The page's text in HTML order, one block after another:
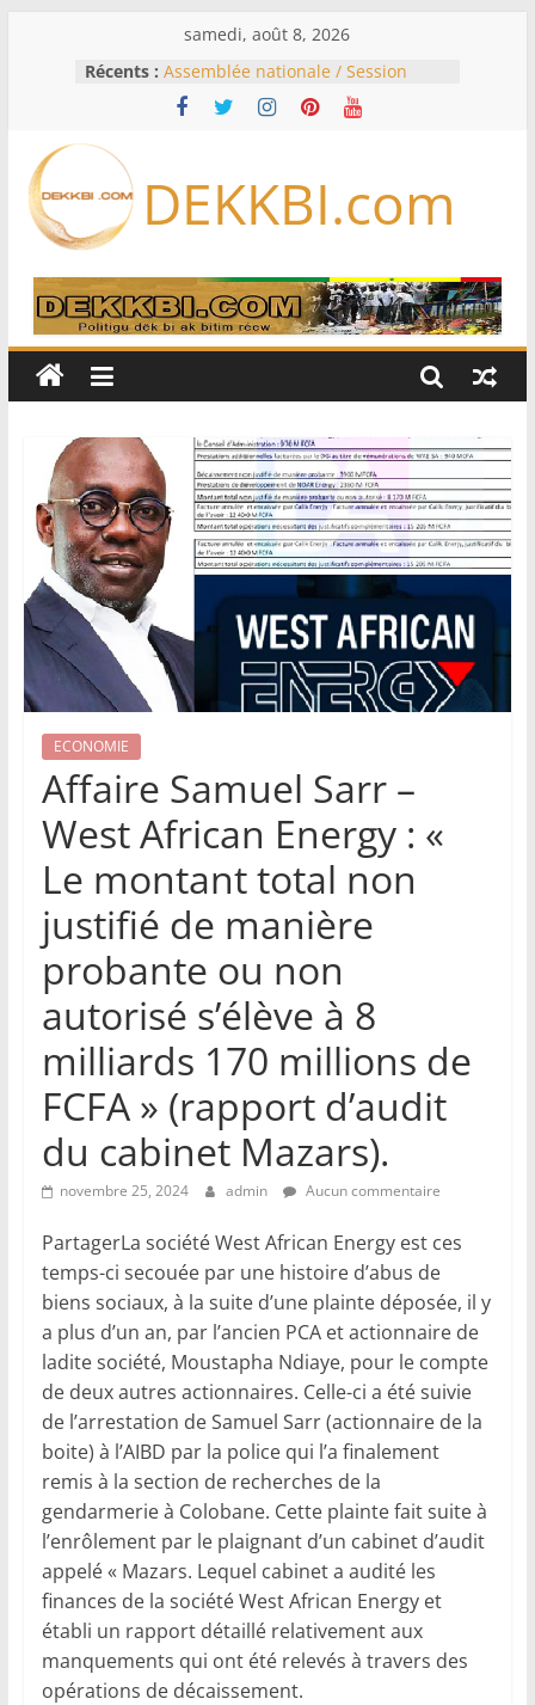
samedi, août 8, 2026
Récents : Assemblée nationale / Session
extraordinaire: Six commissions
d’enquête à l’ordre du jour ce lundi
Bénin: Patrice Talon élu président
du Sénat, moins de trois mois
Pakistan et la Turquie signent un
accord de défense
RD Congo: Kinshasa interdit les
exportations de cuivre et de cobalt
production
DEKKBI.com
ECONOMIE
Affaire Samuel Sarr –
West African Energy : «
Le montant total non
justifié de manière
probante ou non
autorisé s’élève à 8
milliards 170 millions de
FCFA » (rapport d’audit
du cabinet Mazars).
novembre 25, 2024 admin Aucun commentaire
PartagerLa société West African Energy est ces
temps-ci secouée par une histoire d’abus de
biens sociaux, à la suite d’une plainte déposée, il y
a plus d’un an, par l’ancien PCA et actionnaire de
ladite société, Moustapha Ndiaye, pour le compte
de deux autres actionnaires. Celle-ci a été suivie
de l’arrestation de Samuel Sarr (actionnaire de la
boite) à l’AIBD par la police qui l’a finalement
remis à la section de recherches de la
gendarmerie à Colobane. Cette plainte fait suite à
l’enrôlement par le plaignant d’un cabinet d’audit
appelé « Mazars. Lequel cabinet a audité les
finances de la société West African Energy et
établi un rapport détaillé relativement aux
manquements qui ont été relevés à travers des
opérations de décaissement.